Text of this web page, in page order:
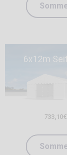
6x12m
733,10€